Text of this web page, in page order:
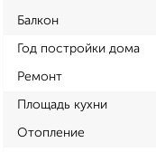
Балкон
Год постройки дома
Ремонт
Площадь кухни
Отопление